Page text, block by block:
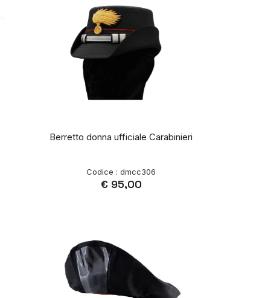
Berretto donna ufficiale Carabinieri
Codice : dmcc306
€ 95,00